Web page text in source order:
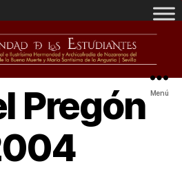
Menú
Pregón